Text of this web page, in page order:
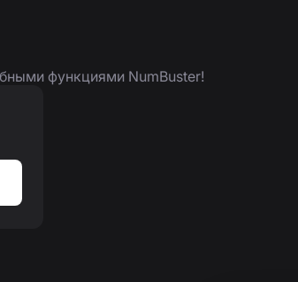
функциями NumBuster!